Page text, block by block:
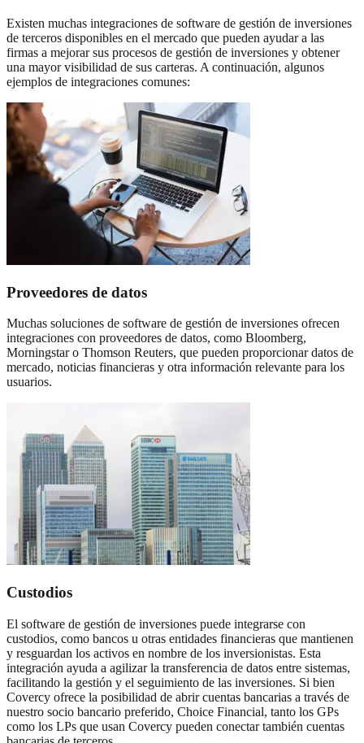
Existen muchas integraciones de software de gestión de inversiones
de terceros disponibles en el mercado que pueden ayudar a las
firmas a mejorar sus procesos de gestión de inversiones y obtener
una mayor visibilidad de sus carteras. A continuación, algunos
ejemplos de integraciones comunes:
Proveedores de datos
Muchas soluciones de software de gestión de inversiones ofrecen
integraciones con proveedores de datos, como Bloomberg,
Morningstar o Thomson Reuters, que pueden proporcionar datos de
mercado, noticias financieras y otra información relevante para los
usuarios.
Custodios
El software de gestión de inversiones puede integrarse con
custodios, como bancos u otras entidades financieras que mantienen
y resguardan los activos en nombre de los inversionistas. Esta
integración ayuda a agilizar la transferencia de datos entre sistemas,
facilitando la gestión y el seguimiento de las inversiones. Si bien
Covercy ofrece la posibilidad de abrir cuentas bancarias a través de
nuestro socio bancario preferido, Choice Financial, tanto los GPs
como los LPs que usan Covercy pueden conectar también cuentas